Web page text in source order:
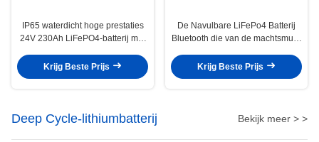
IP65 waterdicht hoge prestaties
24V 230Ah LiFePO4-batterij met
Krijg Beste Prijs
De Navulbare LiFePo4 Batterij
Bluetooth die van de machtsmuur
verwarmen
Krijg Beste Prijs
Deep Cycle-lithiumbatterij Bekijk meer > >